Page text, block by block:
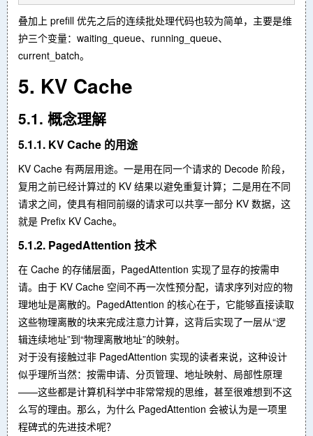
叠加上 prefill 优先之后的连续批处理代码也较为简单，主要是维
护三个变量：waiting_queue、running_queue、
current_batch。
5. KV Cache
5.1. 概念理解
5.1.1. KV Cache 的用途
KV Cache 有两层用途。一是用在同一个请求的 Decode 阶段，
复用之前已经计算过的 KV 结果以避免重复计算；二是用在不同
请求之间，使具有相同前缀的请求可以共享一部分 KV 数据，这
就是 Prefix KV Cache。
5.1.2. PagedAttention 技术
在 Cache 的存储层面，PagedAttention 实现了显存的按需申
请。由于 KV Cache 空间不再一次性预分配，请求序列对应的物
理地址是离散的。PagedAttention 的核心在于，它能够直接读取
这些物理离散的块来完成注意力计算，这背后实现了一层从“逻
辑连续地址”到“物理离散地址”的映射。
对于没有接触过非 PagedAttention 实现的读者来说，这种设计
似乎理所当然：按需申请、分页管理、地址映射、局部性原理
——这些都是计算机科学中非常常规的思维，甚至很难想到不这
么写的理由。那么，为什么 PagedAttention 会被认为是一项里
程碑式的先进技术呢？